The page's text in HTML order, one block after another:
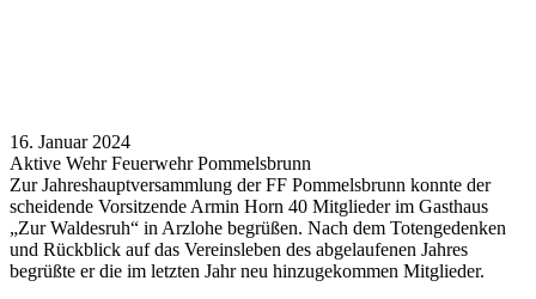
16. Januar 2024
Aktive Wehr Feuerwehr Pommelsbrunn
Zur Jahreshauptversammlung der FF Pommelsbrunn konnte der
scheidende Vorsitzende Armin Horn 40 Mitglieder im Gasthaus
„Zur Waldesruh“ in Arzlohe begrüßen. Nach dem Totengedenken
und Rückblick auf das Vereinsleben des abgelaufenen Jahres
begrüßte er die im letzten Jahr neu hinzugekommen Mitglieder.